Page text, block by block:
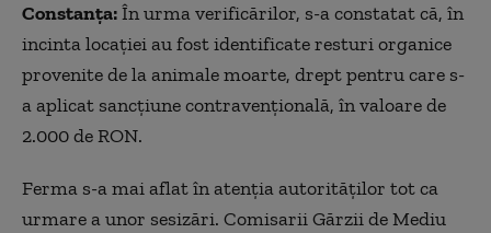
Constanţa:În urma verificărilor, s-a constatat că, în
incinta locaţiei au fost identificate resturi organice
provenite de la animale moarte, drept pentru care s-
a aplicat sancţiune contravenţională, în valoare de
2.000 de RON.
Ferma s-a mai aflat în atenţia autorităţilor tot ca
urmare a unor sesizări. Comisarii Gărzii de Mediu